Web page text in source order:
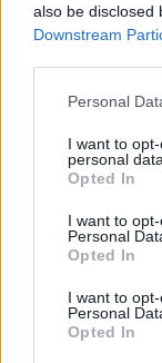
also be disclosed
Downstream
Personal
I want to
personal data.
Opted In
I want to
Personal
Opted In
I want to
Personal
Opted In